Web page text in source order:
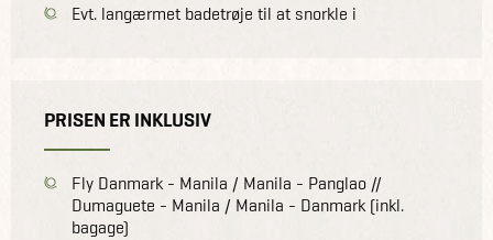
Evt. langærmet badetrøje til at snorkle i
PRISEN ER INKLUSIV
Fly Danmark - Manila / Manila - Panglao //
Dumaguete - Manila / Manila - Danmark (inkl.
bagage)